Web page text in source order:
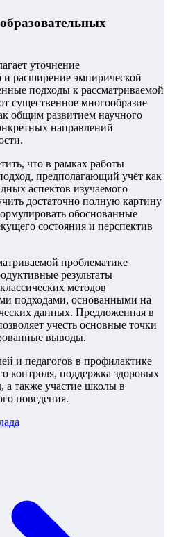
уточнение
и расширение эмпирической
подходы к рассматриваемой
существенное многообразие
общим развитием научного
направлений
что в рамках работы
предполагающий учёт как
аспектов изучаемого
достаточно полную картину
обоснованные
состояния и перспектив
проблематике
результаты
методов
подходами, основанными на
данных. Предложенная в
учесть основные точки
выводы.
и педагогов в профилактике
контроля, поддержка здоровых
а также участие школы в
поведения.